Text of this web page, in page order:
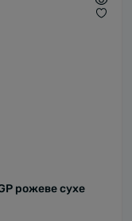
рожеве сухе